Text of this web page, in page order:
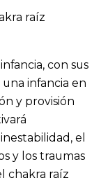
raíz
con sus
infancia en
y provisión
el
y los traumas
chakra raíz